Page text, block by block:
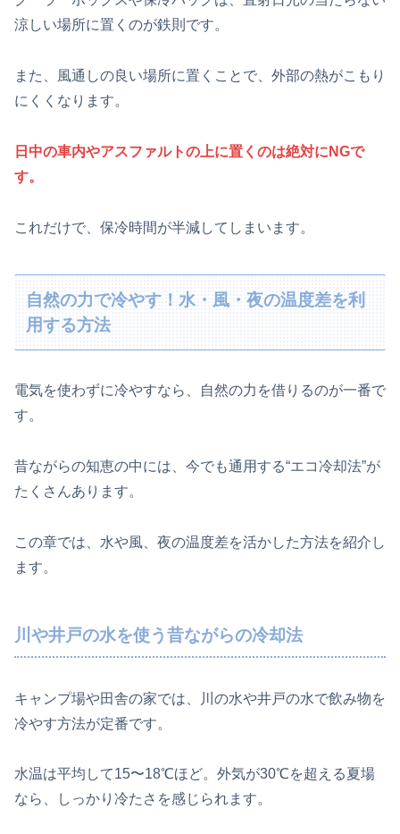
涼しい場所に置くのが鉄則です。
また、風通しの良い場所に置くことで、外部の熱がこもり
にくくなります。
日中の車内やアスファルトの上に置くのは絶対にNGで
す。
これだけで、保冷時間が半減してしまいます。
自然の力で冷やす！水・風・夜の温度差を利
用する方法
電気を使わずに冷やすなら、自然の力を借りるのが一番で
す。
昔ながらの知恵の中には、今でも通用する“エコ冷却法”が
たくさんあります。
この章では、水や風、夜の温度差を活かした方法を紹介し
ます。
川や井戸の水を使う昔ながらの冷却法
キャンプ場や田舎の家では、川の水や井戸の水で飲み物を
冷やす方法が定番です。
水温は平均して15〜18℃ほど。外気が30℃を超える夏場
なら、しっかり冷たさを感じられます。